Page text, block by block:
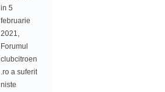
in 5
februarie
2021,
Forumul
clubcitroen
.ro a suferit
niste